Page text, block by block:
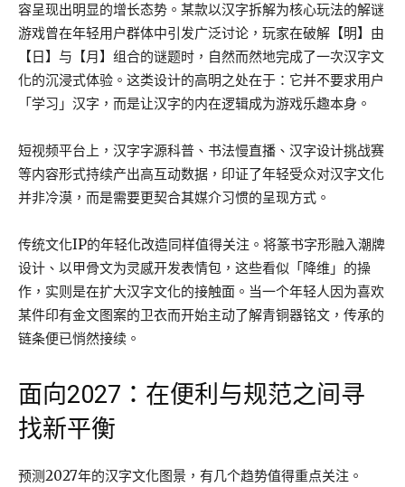
容呈现出明显的增长态势。某款以汉字拆解为核心玩法的解谜
游戏曾在年轻用户群体中引发广泛讨论，玩家在破解【明】由
【日】与【月】组合的谜题时，自然而然地完成了一次汉字文
化的沉浸式体验。这类设计的高明之处在于：它并不要求用户
「学习」汉字，而是让汉字的内在逻辑成为游戏乐趣本身。
短视频平台上，汉字字源科普、书法慢直播、汉字设计挑战赛
等内容形式持续产出高互动数据，印证了年轻受众对汉字文化
并非冷漠，而是需要更契合其媒介习惯的呈现方式。
传统文化IP的年轻化改造同样值得关注。将篆书字形融入潮牌
设计、以甲骨文为灵感开发表情包，这些看似「降维」的操
作，实则是在扩大汉字文化的接触面。当一个年轻人因为喜欢
某件印有金文图案的卫衣而开始主动了解青铜器铭文，传承的
链条便已悄然接续。
面向2027：在便利与规范之间寻
找新平衡
预测2027年的汉字文化图景，有几个趋势值得重点关注。